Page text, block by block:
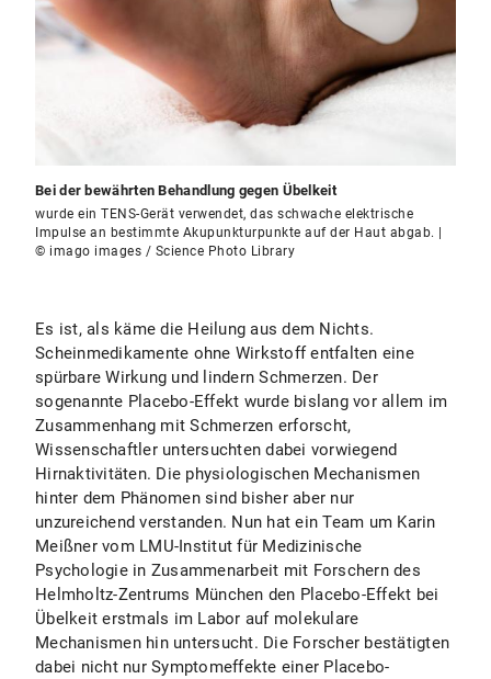
Bei der bewährten Behandlung gegen Übelkeit
wurde ein TENS-Gerät verwendet, das schwache elektrische
Impulse an bestimmte Akupunkturpunkte auf der Haut abgab. |
© imago images / Science Photo Library
Es ist, als käme die Heilung aus dem Nichts.
Scheinmedikamente ohne Wirkstoff entfalten eine
spürbare Wirkung und lindern Schmerzen. Der
sogenannte Placebo-Effekt wurde bislang vor allem im
Zusammenhang mit Schmerzen erforscht,
Wissenschaftler untersuchten dabei vorwiegend
Hirnaktivitäten. Die physiologischen Mechanismen
hinter dem Phänomen sind bisher aber nur
unzureichend verstanden. Nun hat ein Team um Karin
Meißner vom LMU-Institut für Medizinische
Psychologie in Zusammenarbeit mit Forschern des
Helmholtz-Zentrums München den Placebo-Effekt bei
Übelkeit erstmals im Labor auf molekulare
Mechanismen hin untersucht. Die Forscher bestätigten
dabei nicht nur Symptomeffekte einer Placebo-